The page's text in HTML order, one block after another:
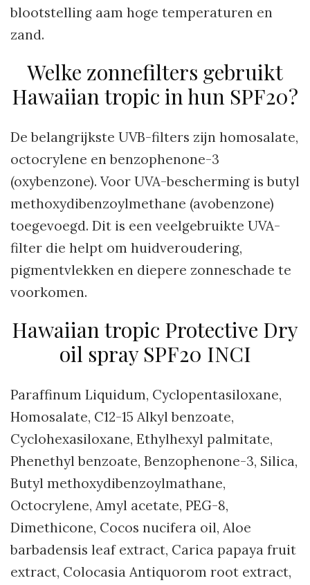
blootstelling aam hoge temperaturen en
zand.
Welke zonnefilters gebruikt
Hawaiian tropic in hun SPF20?
De belangrijkste UVB-filters zijn homosalate,
octocrylene en benzophenone-3
(oxybenzone). Voor UVA-bescherming is butyl
methoxydibenzoylmethane (avobenzone)
toegevoegd. Dit is een veelgebruikte UVA-
filter die helpt om huidveroudering,
pigmentvlekken en diepere zonneschade te
voorkomen.
Hawaiian tropic Protective Dry
oil spray SPF20 INCI
Paraffinum Liquidum, Cyclopentasiloxane,
Homosalate, C12-15 Alkyl benzoate,
Cyclohexasiloxane, Ethylhexyl palmitate,
Phenethyl benzoate, Benzophenone-3, Silica,
Butyl methoxydibenzoylmathane,
Octocrylene, Amyl acetate, PEG-8,
Dimethicone, Cocos nucifera oil, Aloe
barbadensis leaf extract, Carica papaya fruit
extract, Colocasia Antiquorom root extract,